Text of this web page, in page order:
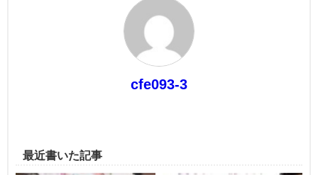
cfe093-3
最近書いた記事